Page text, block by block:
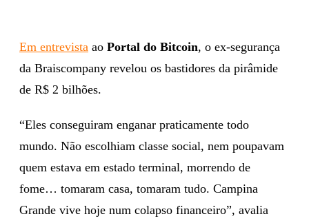
Em entrevista ao Portal do Bitcoin, o ex-segurança
da Braiscompany revelou os bastidores da pirâmide
de R$ 2 bilhões.
“Eles conseguiram enganar praticamente todo
mundo. Não escolhiam classe social, nem poupavam
quem estava em estado terminal, morrendo de
fome… tomaram casa, tomaram tudo. Campina
Grande vive hoje num colapso financeiro”, avalia